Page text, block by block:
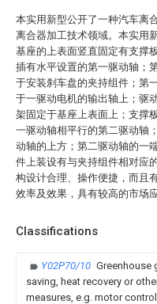
本实用新型公开了一种汽车离
离合器加工技术领域。本实用
基座的上表面竖直固定有支撑
插有水平设置的第一驱动轴；
于安装刹车盘的夹持组件；第
于一驱动电机的输出轴上；驱
架固定于基座上表面上；支撑
一驱动轴相平行的第二驱动轴
动轴的上方；第二驱动轴的一
件上装设有与夹持组件相对应
构设计合理、操作便捷，而且
效率及效果，具有较高的市场
Classifications
Y02P70/10 Greenhouse
saving, heat recovery or
measures, e.g. motor